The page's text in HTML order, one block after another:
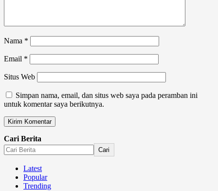
Nama *
Email *
Situs Web
Simpan nama, email, dan situs web saya pada peramban ini
untuk komentar saya berikutnya.
Cari Berita
Cari
Latest
Popular
Trending